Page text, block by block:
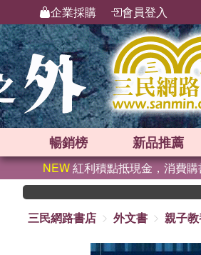
企業採購 會員登入
暢銷榜 新品推薦
NEW紅利積點抵現金，消費
三民網路書店
外文書 親子